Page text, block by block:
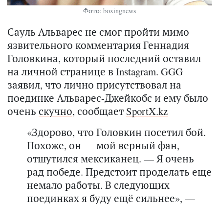
Фото: boxingnews
Сауль Альварес не смог пройти мимо
язвительного комментария Геннадия
Головкина, который последний оставил
на личной странице в Instagram. GGG
заявил, что лично присутствовал на
поединке Альварес-Джейкобс и ему было
очень скучно, сообщает SportX.kz
«Здорово, что Головкин посетил бой.
Похоже, он — мой верный фан, —
отшутился мексиканец. — Я очень
рад победе. Предстоит проделать еще
немало работы. В следующих
поединках я буду ещё сильнее», —